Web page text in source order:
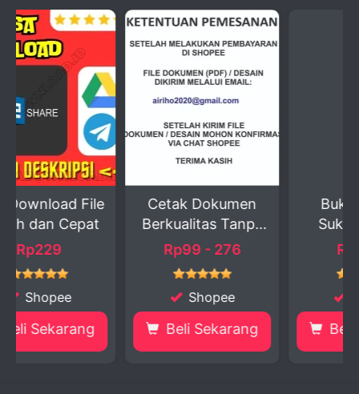
Cetak Dokumen
Berkualitas Tanpa
Beli Sekarang
Buka Rahasia
Sukses Jualan
Beli Sekarang